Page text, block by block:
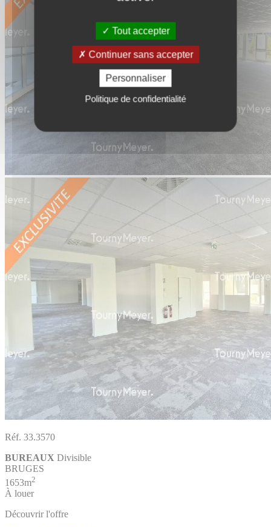
Tout accepter
Continuer sans accepter
Personnaliser
Politique de confidentialité
Réf. 33.3570
BUREAUX Divisible
BRUGES
1653m2
À louer
Découvrir l'offre